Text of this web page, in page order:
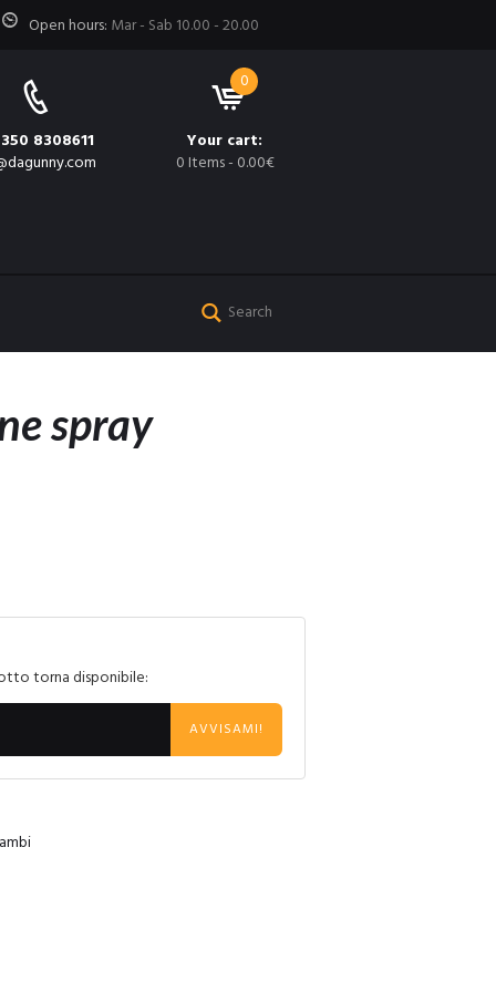
Open hours: Mar - Sab 10.00 - 20.00
8308611
0
Your cart:
0 Items- 0.00€
spray
torna disponibile:
AVVISAMI!